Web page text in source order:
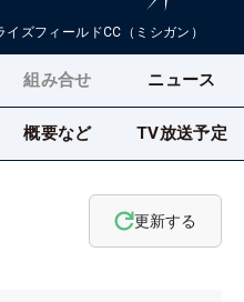
イズフィールドCC（ミシガン）
組み合せ ニュース
概要など TV放送予定
更新する